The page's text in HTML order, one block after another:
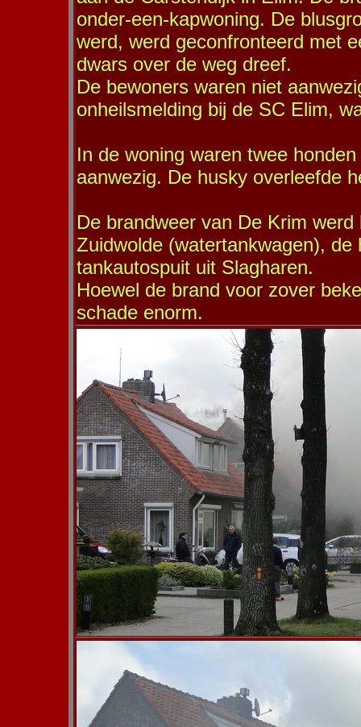
onder-een-kapwoning. De
werd, werd geconfronteerd met
dwars over de weg dreef.
De bewoners waren niet
onheilsmelding bij de SC Elim,
In de woning waren twee
aanwezig. De husky overleefde
De brandweer van De Krim
Zuidwolde (watertankwagen),
tankautospuit uit Slagharen.
Hoewel de brand voor zover
schade enorm.